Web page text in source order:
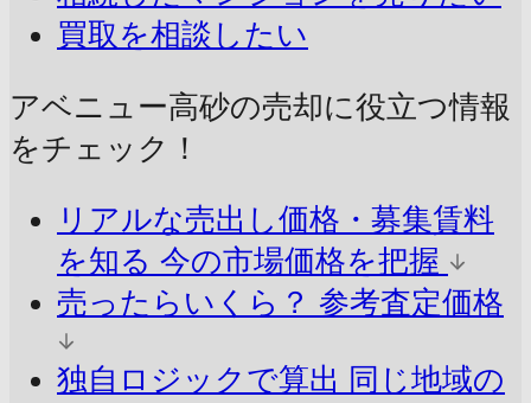
買取を相談したい
アベニュー高砂の売却に役立つ情報
をチェック！
リアルな売出し価格・募集賃料
を知る 今の市場価格を把握
売ったらいくら？ 参考査定価格
独自ロジックで算出 同じ地域の